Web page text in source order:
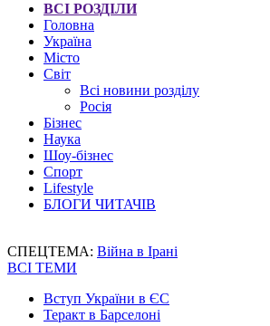
ВСІ РОЗДІЛИ
Головна
Україна
Місто
Світ
Всі новини розділу
Росія
Бізнес
Наука
Шоу-бізнес
Спорт
Lifestyle
БЛОГИ ЧИТАЧІВ
СПЕЦТЕМА: Війна в Ірані
ВСІ ТЕМИ
Вступ України в ЄС
Теракт в Барселоні